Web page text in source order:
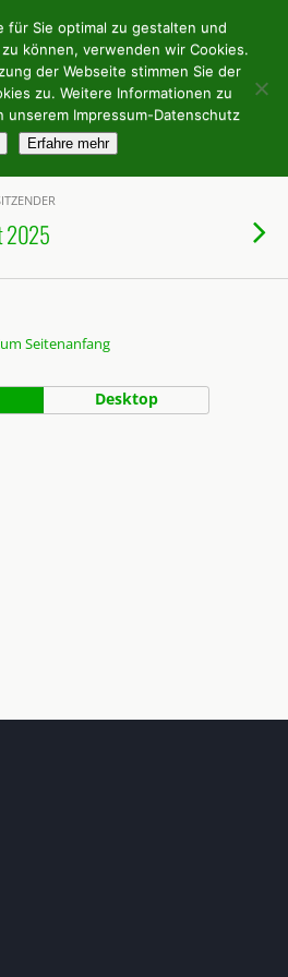
Bergstrasse e.V.
›Filmkultur
2025
Seitenanfang
Desktop
für Sie optimal zu gestalten und
können, verwenden wir Cookies.
der Webseite stimmen Sie der
zu. Weitere Informationen zu
unserem Impressum-Datenschutz
Erfahre mehr